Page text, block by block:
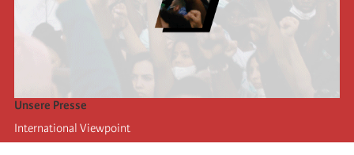
Unsere Presse
International Viewpoint